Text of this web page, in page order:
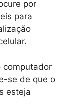
por
para
computador
se de que o
esteja